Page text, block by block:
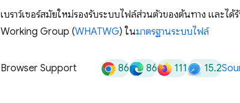
เบราว์เซอร์สมัยใหม่รองรับระบบไฟล์ส่วนตัวของต้นทาง และ
Working Group (WHATWG) ในมาตรฐานระบบไฟล์
Browser Support 86 86 111 15.2